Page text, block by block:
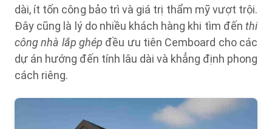
dài, ít tốn công bảo trì và giá trị thẩm mỹ vượt trội.
Đây cũng là lý do nhiều khách hàng khi tìm đến thi
công nhà lắp ghép đều ưu tiên Cemboard cho các
dự án hướng đến tính lâu dài và khẳng định phong
cách riêng.